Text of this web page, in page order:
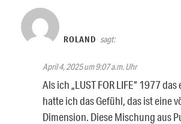
ROLAND sagt:
April 4, 2025 um 9:07 a.m. Uhr
Als ich „LUST FOR LIFE“ 1977
hatte ich das Gefühl, das ist eine
Dimension. Diese Mischung aus